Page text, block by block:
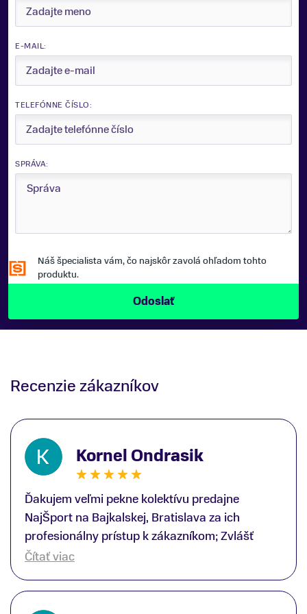
E-MAIL:
TELEFÓNNE ČÍSLO:
SPRÁVA:
Náš špecialista vám, čo najskôr zavolá ohľadom tohto
produktu.
Recenzie zákazníkov
Kornel Ondrasik
Ďakujem veľmi pekne kolektívu predajne
NajŠport na Bajkalskej, Bratislava za ich
profesionálny prístup k zákazníkom; Zvlášť
ďakujem špecialistovi Martinovi Gunišovi za
lyžiarskej obuvi, ako aj prilby.. všetko značka
Atomic; Pán Martin Guniš mi svojou
Čítať viac